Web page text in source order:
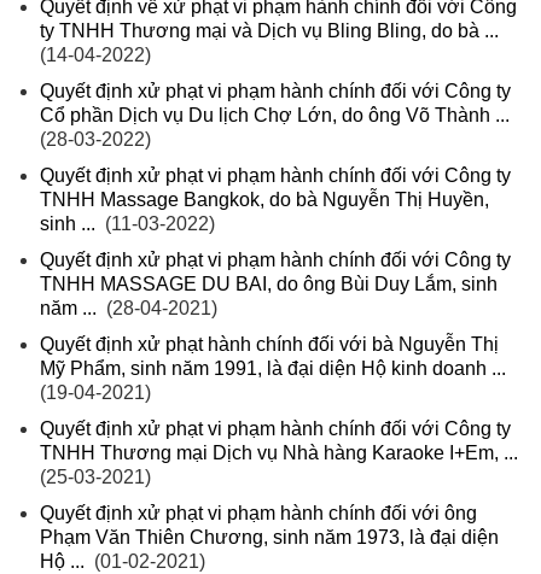
Quyết định về xử phạt vi phạm hành chính đối với Công
ty TNHH Thương mại và Dịch vụ Bling Bling, do bà ...
(14-04-2022)
Quyết định xử phạt vi phạm hành chính đối với Công ty
Cổ phần Dịch vụ Du lịch Chợ Lớn, do ông Võ Thành ...
(28-03-2022)
Quyết định xử phạt vi phạm hành chính đối với Công ty
TNHH Massage Bangkok, do bà Nguyễn Thị Huyền,
sinh ... (11-03-2022)
Quyết định xử phạt vi phạm hành chính đối với Công ty
TNHH MASSAGE DU BAI, do ông Bùi Duy Lắm, sinh
năm ... (28-04-2021)
Quyết định xử phạt hành chính đối với bà Nguyễn Thị
Mỹ Phẩm, sinh năm 1991, là đại diện Hộ kinh doanh ...
(19-04-2021)
Quyết định xử phạt vi phạm hành chính đối với Công ty
TNHH Thương mại Dịch vụ Nhà hàng Karaoke I+Em, ...
(25-03-2021)
Quyết định xử phạt vi phạm hành chính đối với ông
Phạm Văn Thiên Chương, sinh năm 1973, là đại diện
Hộ ... (01-02-2021)